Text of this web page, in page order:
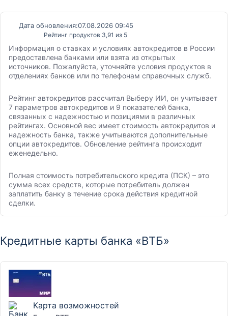
Дата обновления:07.08.2026 09:45
Рейтинг продуктов 3,91 из 5
Информация о ставках и условиях автокредитов в России
предоставлена банками или взята из открытых
источников. Пожалуйста, уточняйте условия продуктов в
отделениях банков или по телефонам справочных служб.
Рейтинг автокредитов рассчитал Выберу ИИ, он учитывает
7 параметров автокредитов и 9 показателей банка,
связанных с надежностью и позициями в различных
рейтингах. Основной вес имеет стоимость автокредитов и
надежность банка, также учитываются дополнительные
опции автокредитов. Обновление рейтинга происходит
еженедельно.
Полная стоимость потребительского кредита (ПСК) – это
сумма всех средств, которые потребитель должен
заплатить банку в течение срока действия кредитной
сделки.
Кредитные карты банка «ВТБ»
Карта возможностей